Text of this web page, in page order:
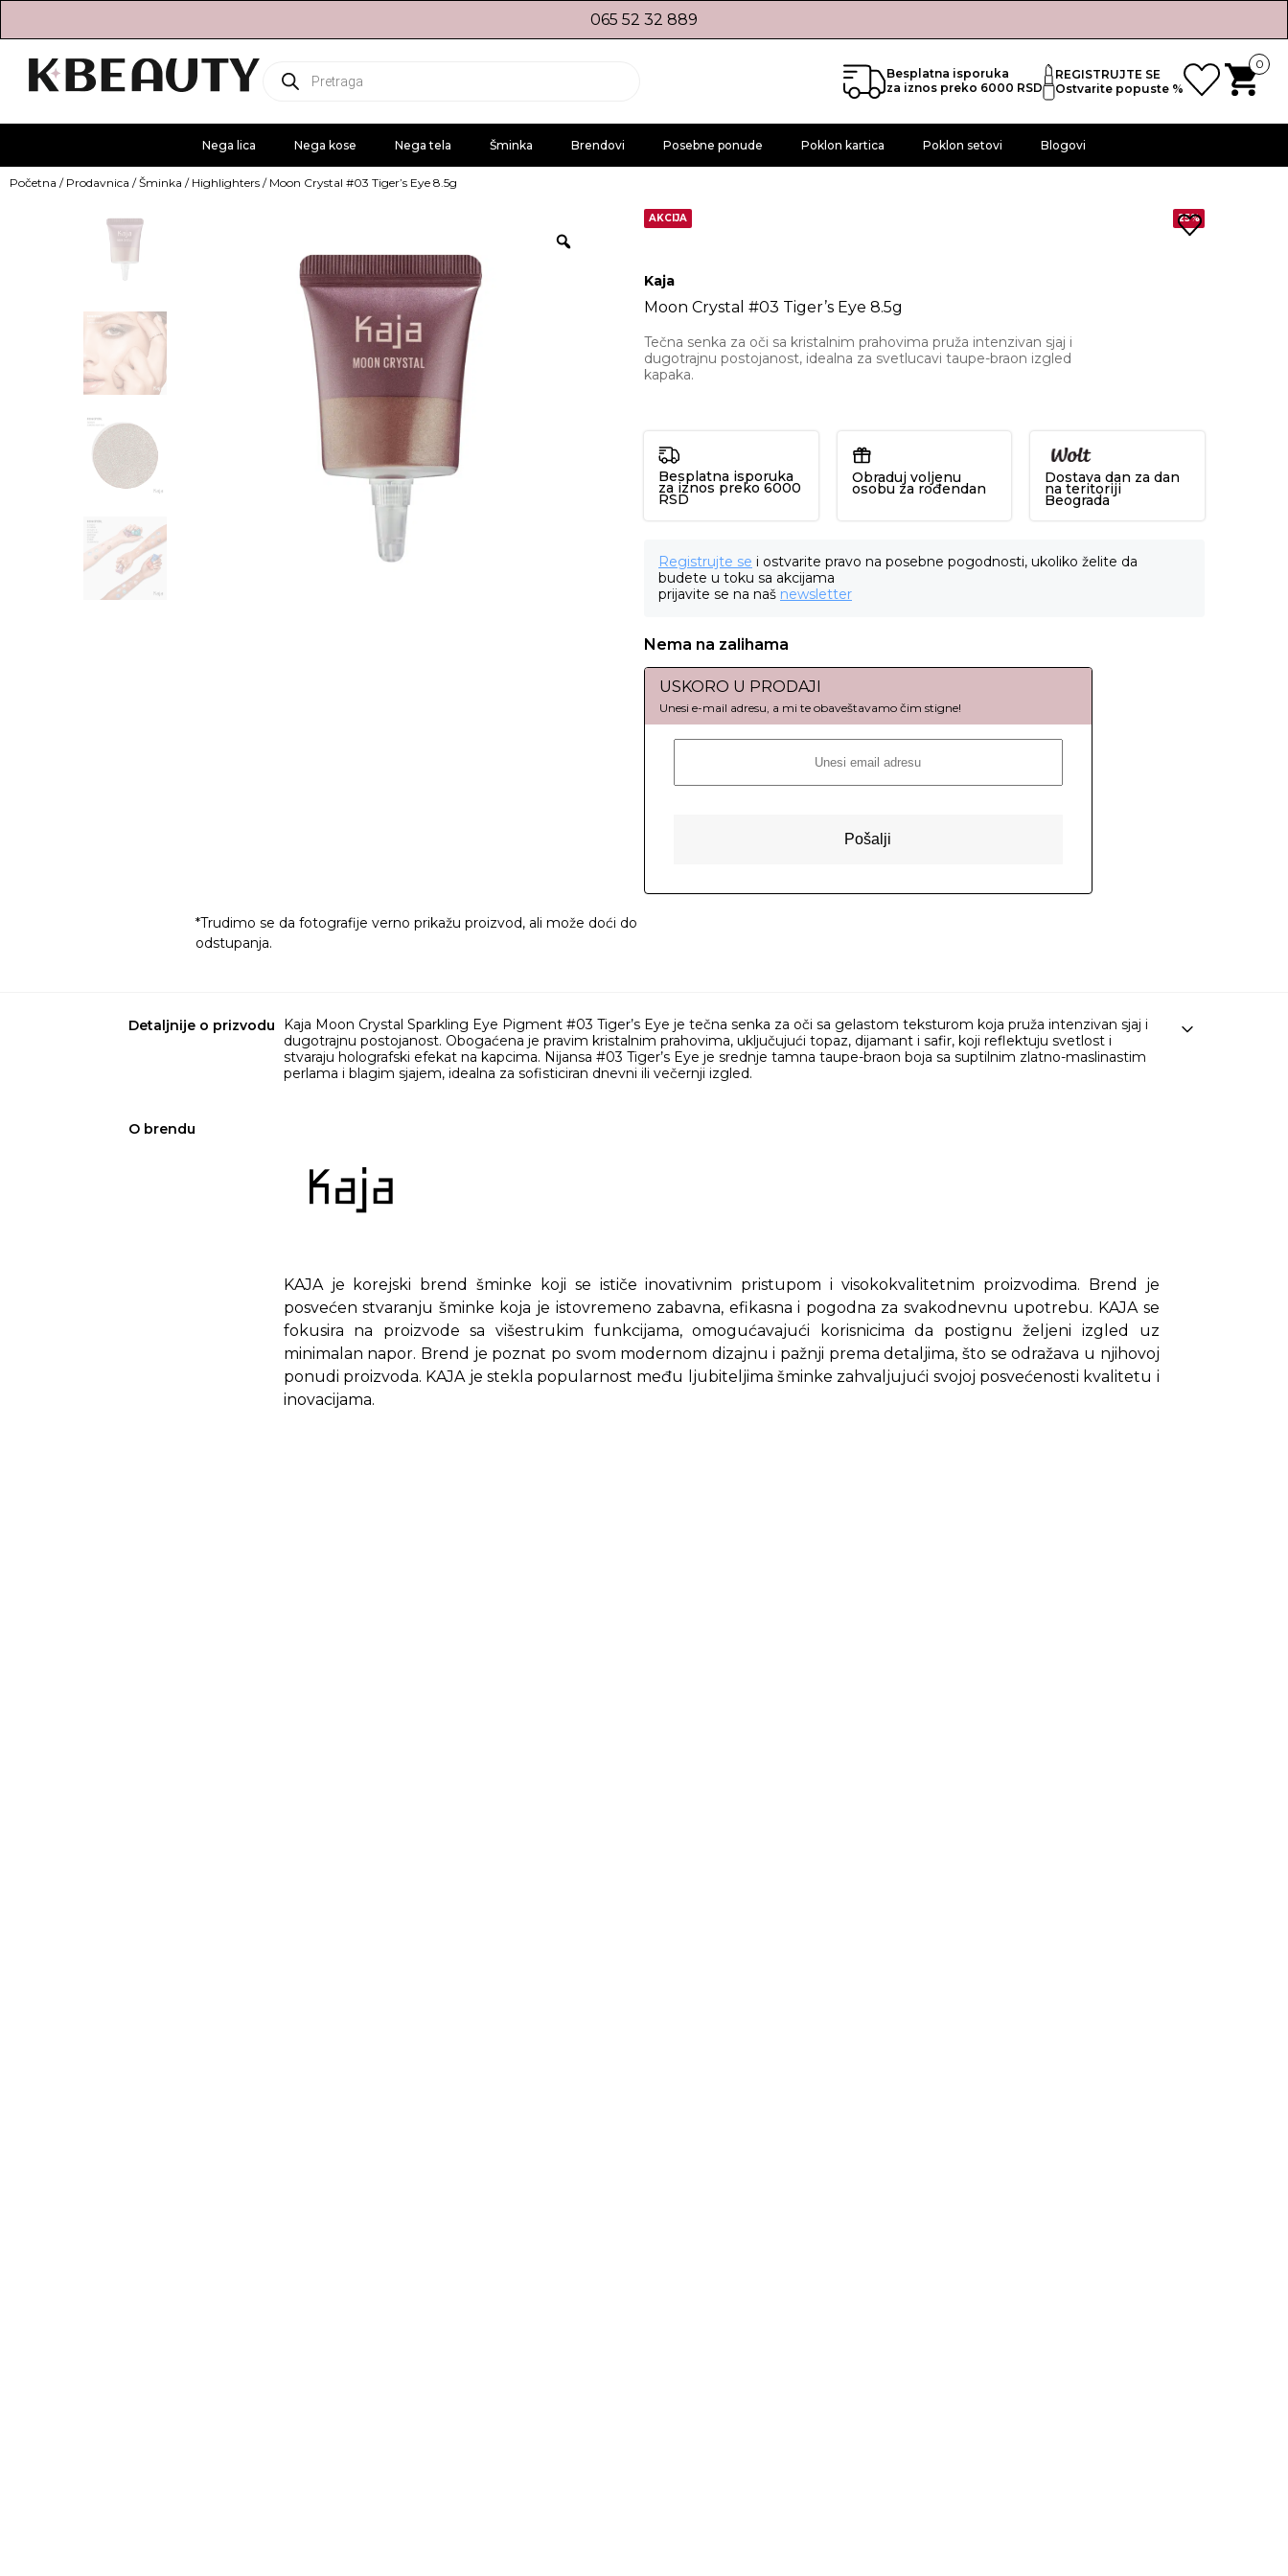
065 52 32 889
Products
search
Besplatna isporuka
za iznos preko 6000 RSD
REGISTRUJTE SE
Ostvarite popuste %
0
Nega lica Nega kose Nega tela Šminka Brendovi Posebne ponude Poklon kartica Poklon setovi Blogovi
Početna / Prodavnica /Šminka / Highlighters / Moon Crystal #03 Tiger’s Eye 8.5g
AKCIJA 25%
Kaja
Moon Crystal #03 Tiger’s Eye 8.5g
Tečna senka za oči sa kristalnim prahovima pruža intenzivan sjaj i
dugotrajnu postojanost, idealna za svetlucavi taupe-braon izgled
kapaka.​
Besplatna isporuka
za iznos preko 6000
RSD
Obraduj voljenu
osobu za rođendan
Dostava dan za dan
na teritoriji
Beograda
Registrujte se i ostvarite pravo na posebne pogodnosti, ukoliko želite da
budete u toku sa akcijama
prijavite se na naš newsletter
Nema na zalihama
USKORO U PRODAJI
*Trudimo se da fotografije verno prikažu proizvod, ali može doći do
odstupanja.
Detaljnije o prizvodu
Kaja Moon Crystal Sparkling Eye Pigment #03 Tiger’s Eye je tečna senka za oči sa gelastom teksturom koja pruža intenzivan sjaj i
dugotrajnu postojanost. Obogaćena je pravim kristalnim prahovima, uključujući topaz, dijamant i safir, koji reflektuju svetlost i
stvaraju holografski efekat na kapcima. Nijansa #03 Tiger’s Eye je srednje tamna taupe-braon boja sa suptilnim zlatno-maslinastim
perlama i blagim sjajem, idealna za sofisticiran dnevni ili večernji izgled.
O brendu
KAJA je korejski brend šminke koji se ističe inovativnim pristupom i visokokvalitetnim proizvodima. Brend je
posvećen stvaranju šminke koja je istovremeno zabavna, efikasna i pogodna za svakodnevnu upotrebu. KAJA se
fokusira na proizvode sa višestrukim funkcijama, omogućavajući korisnicima da postignu željeni izgled uz
minimalan napor. Brend je poznat po svom modernom dizajnu i pažnji prema detaljima, što se odražava u njihovoj
ponudi proizvoda. KAJA je stekla popularnost među ljubiteljima šminke zahvaljujući svojoj posvećenosti kvalitetu i
inovacijama.